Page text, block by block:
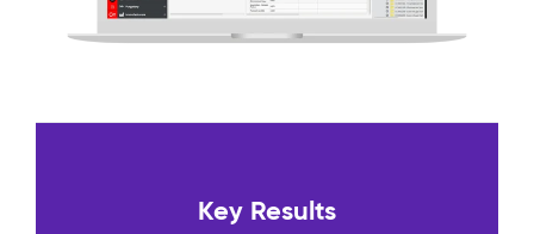
Key Results